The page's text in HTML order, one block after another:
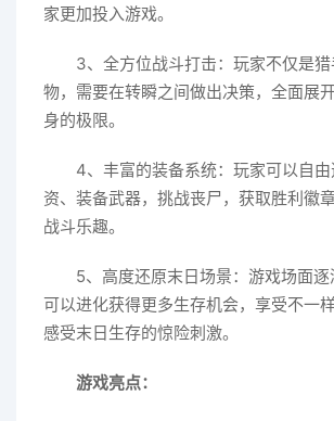
家更加投入游戏。
3、全方位战斗打击：玩家不仅是
物，需要在转瞬之间做出决策，全面展
身的极限。
4、丰富的装备系统：玩家可以自
资、装备武器，挑战丧尸，获取胜利徽
战斗乐趣。
5、高度还原末日场景：游戏场面
可以进化获得更多生存机会，享受不一样
感受末日生存的惊险刺激。
游戏亮点：